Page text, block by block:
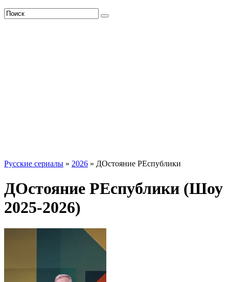
Русские сериалы » 2026 » ДОстояние РЕспублики
ДОстояние РЕспублики (Шоу
2025-2026)